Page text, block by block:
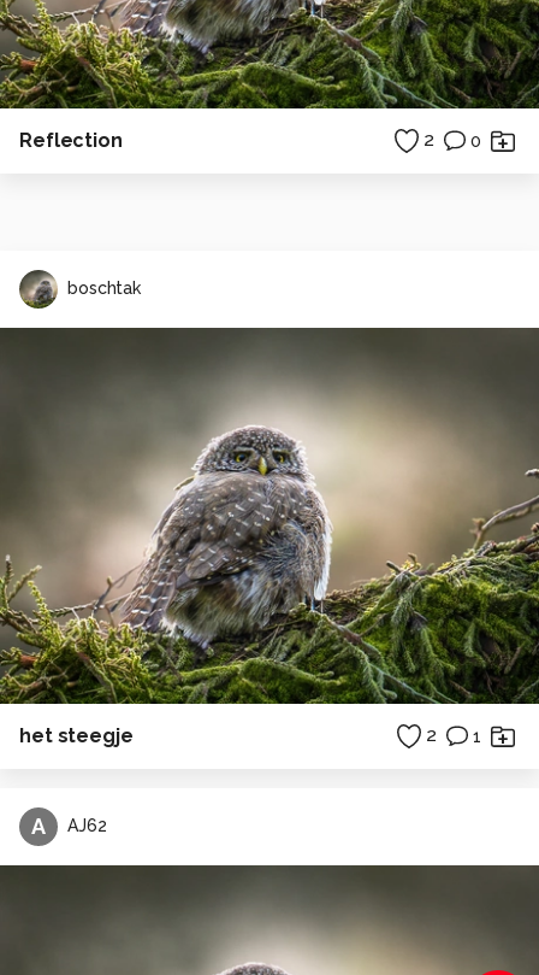
Reflection 2 0
boschtak
het steegje 2 1
A AJ62